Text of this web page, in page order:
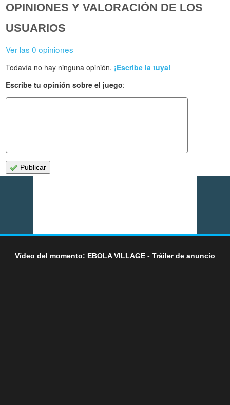
OPINIONES Y VALORACIÓN DE LOS
USUARIOS
Ver las 0 opiniones
Todavía no hay ninguna opinión. ¡Escribe la tuya!
Escribe tu opinión sobre el juego:
Publicar
Vídeo del momento: EBOLA VILLAGE - Tráiler de anuncio